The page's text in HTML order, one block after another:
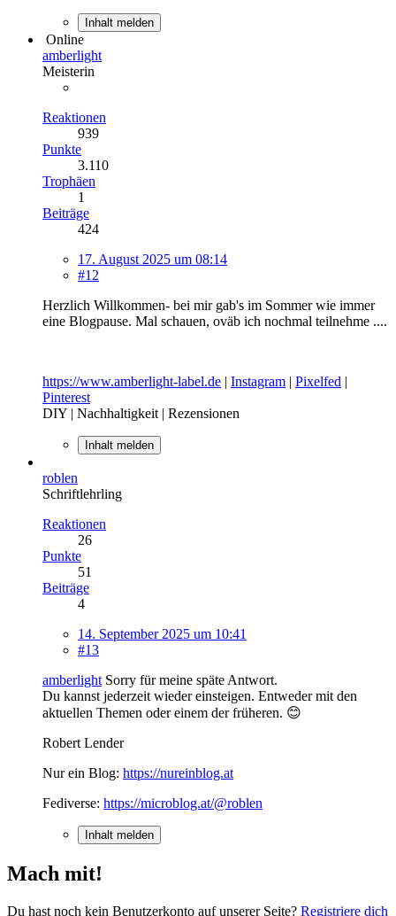
Inhalt melden
Online
amberlight
Meisterin
Reaktionen
939
Punkte
3.110
Trophäen
1
Beiträge
424
17. August 2025 um 08:14
#12
Herzlich Willkommen- bei mir gab's im Sommer wie immer
eine Blogpause. Mal schauen, oväb ich nochmal teilnehme ....
https://www.amberlight-label.de | Instagram | Pixelfed |
Pinterest
DIY | Nachhaltigkeit | Rezensionen
Inhalt melden
roblen
Schriftlehrling
Reaktionen
26
Punkte
51
Beiträge
4
14. September 2025 um 10:41
#13
amberlight Sorry für meine späte Antwort.
Du kannst jederzeit wieder einsteigen. Entweder mit den
aktuellen Themen oder einem der früheren. 😊
Robert Lender
Nur ein Blog: https://nureinblog.at
Fediverse: https://microblog.at/@roblen
Inhalt melden
Mach mit!
Du hast noch kein Benutzerkonto auf unserer Seite? Registriere dich